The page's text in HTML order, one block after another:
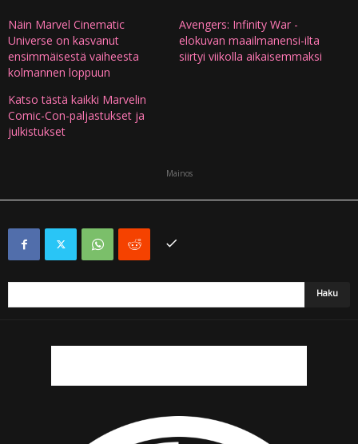
Näin Marvel Cinematic
Universe on kasvanut
ensimmäisestä vaiheesta
kolmannen loppuun
Avengers: Infinity War -
elokuvan maailmanensi-ilta
siirtyi viikolla aikaisemmaksi
Katso tästä kaikki Marvelin
Comic-Con-paljastukset ja
julkistukset
Mainos